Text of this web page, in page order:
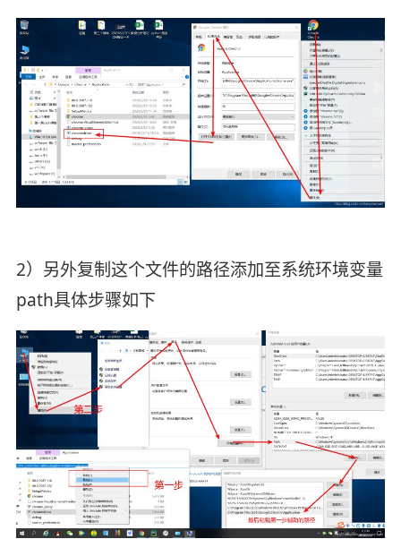
2）另外复制这个文件的路径添加至系统环境变量
path具体步骤如下